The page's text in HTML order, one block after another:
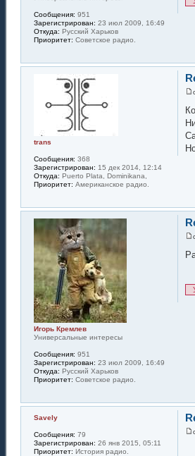
Сообщения: 951
Зарегистрирован: 23 июл 2009, 16:49
Откуда: Русский Харьков
Приоритет: Советское радио.
trans
Сообщения: 368
Зарегистрирован: 15 дек 2014, 12:14
Откуда: Puerto Plata, Dominikana,
Приоритет: Американское радио.
Игорь Кремлев
Универсальные интересы
Сообщения: 951
Зарегистрирован: 23 июл 2009, 16:49
Откуда: Русский Харьков
Приоритет: Советское радио.
Savely
Сообщения: 79
Зарегистрирован: 26 янв 2015, 05:11
Приоритет: История радио.